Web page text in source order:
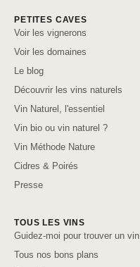
PETITES CAVES
Voir les vignerons
Voir les domaines
Le blog
Découvrir les vins naturels
Vin Naturel, l'essentiel
Vin bio ou vin naturel ?
Vin Méthode Nature
Cidres & Poirés
Presse
TOUS LES VINS
Guidez-moi pour trouver un vin
Tous nos bons plans